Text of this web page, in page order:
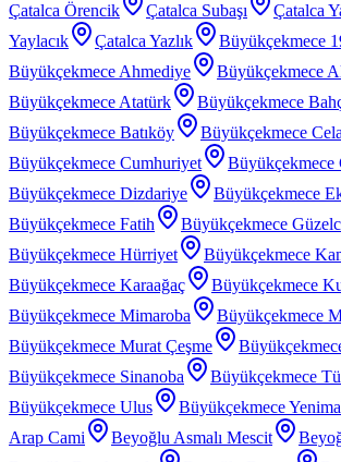
Çatalca Örencik
Çatalca Subaşı Çatalca
Yaylacık
Çatalca Yazlık
Büyükçekmece
Büyükçekmece Ahmediye
Büyükçekmece
Büyükçekmece Atatürk
Büyükçekmece
Büyükçekmece Batıköy
Büyükçekmece
Büyükçekmece Cumhuriyet
Büyükçekmece
Büyükçekmece Dizdariye
Büyükçekmece
Büyükçekmece Fatih
Büyükçekmece
Büyükçekmece Hürriyet
Büyükçekmece
Büyükçekmece Karaağaç
Büyükçekmece
Büyükçekmece Mimaroba
Büyükçekmece
Büyükçekmece Murat Çeşme
Büyükçekmece Sinanoba
Büyükçekmece
Büyükçekmece Ulus
Büyükçekmece
Arap Cami
Beyoğlu Asmalı Mescit